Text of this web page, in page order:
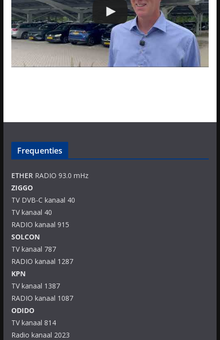
Frequenties
ETHERRADIO 93.0 mHz
ZIGGO
TV DVB-C kanaal 40
TV kanaal 40
RADIO kanaal 915
SOLCON
TV kanaal 787
RADIO kanaal 1287
KPN
TV kanaal 1387
RADIO kanaal 1087
ODIDO
TV kanaal 814
Radio kanaal 2023